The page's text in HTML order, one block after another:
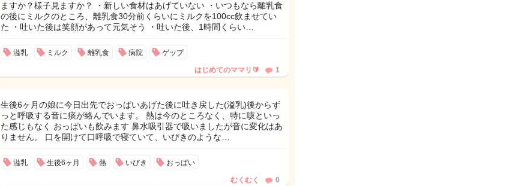
ますか？様子見ますか？ ・新しい食材はあげていない ・いつもなら離乳食
の後にミルクのところ、離乳食30分前くらいにミルクを100cc飲ませてい
た ・吐いた後は笑顔があって元気そう ・吐いた後、1時間くらい…
溢乳 ミルク 離乳食 病院 ゲップ
はじめてのママリ🔰 1
生後6ヶ月の娘に今日出先でおっぱいあげた後に吐き戻した(溢乳)後からず
っと呼吸する音に痰が絡んでいます。 熱は今のところなく、特に咳といっ
た感じもなく おっぱいも飲みます 鼻水吸引器で吸いましたが音に変化はあ
りません。 口を開けて口呼吸で寝ていて、いびきのような…
溢乳 生後6ヶ月 熱 いびき おっぱい
むくむく 0